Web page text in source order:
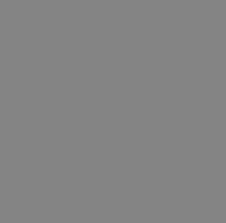
που μπορεί να
χρήστης πριν
με
Cookie-
θυμάται τις
cookie
το
Script.com